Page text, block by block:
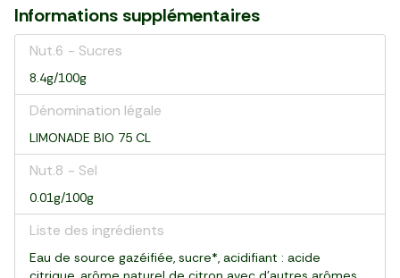
Informations supplémentaires
Nut.6 - Sucres
8.4g/100g
Dénomination légale
LIMONADE BIO 75 CL
Nut.8 - Sel
0.01g/100g
Liste des ingrédients
Eau de source gazéifiée, sucre*, acidifiant : acide